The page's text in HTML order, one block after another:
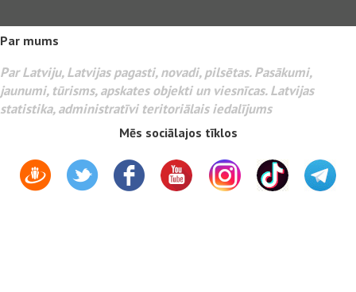
Par mums
Par Latviju, Latvijas pagasti, novadi, pilsētas. Pasākumi,
jaunumi, tūrisms, apskates objekti un viesnīcas. Latvijas
statistika, administratīvi teritoriālais iedalījums
Mēs sociālajos tīklos